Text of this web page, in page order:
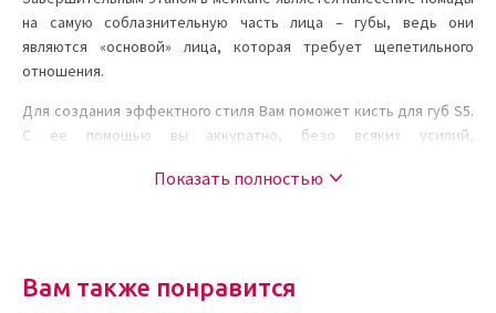
на самую соблазнительную часть лица – губы, ведь они
являются «основой» лица, которая требует щепетильного
отношения.
Для создания эффектного стиля Вам поможет кисть для губ S5.
С ее помощью вы аккуратно, безо всяких усилий,
сможете придать сексуальный объем.
оставляя пробелов. С ее помощью ваши губы превратятся в
Показать полностью
Вам также понравится